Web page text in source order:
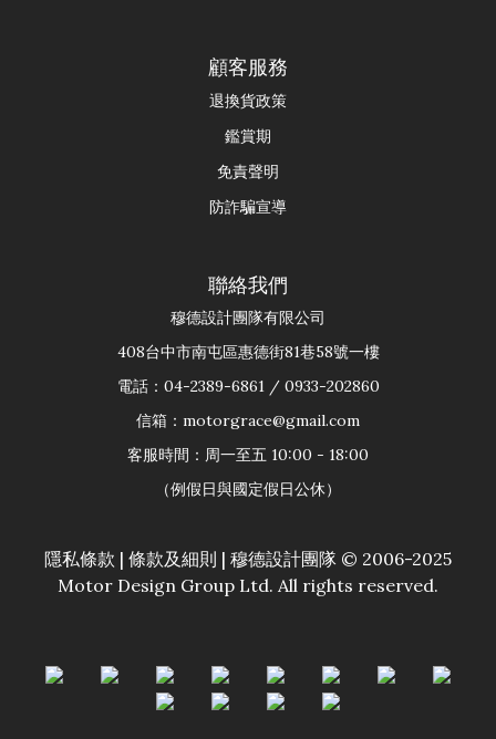
顧客服務
退換貨政策
鑑賞期
免責聲明
防詐騙宣導
聯絡我們
穆德設計團隊有限公司
408台中市南屯區惠德街81巷58號一樓
電話：04-2389-6861 / 0933-202860
信箱：motorgrace@gmail.com
客服時間：周一至五 10:00 - 18:00
（例假日與國定假日公休）
隱私條款 | 條款及細則 | 穆德設計團隊 © 2006-2025
Motor Design Group Ltd. All rights reserved.